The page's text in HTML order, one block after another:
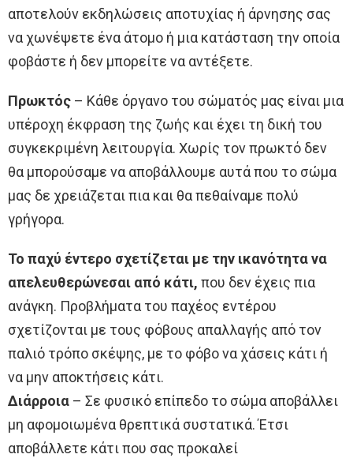
αποτελούν εκδηλώσεις αποτυχίας ή άρνησης σας
να χωνέψετε ένα άτομο ή μια κατάσταση την οποία
φοβάστε ή δεν μπορείτε να αντέξετε.
Πρωκτός – Κάθε όργανο του σώματός μας είναι μια
υπέροχη έκφραση της ζωής και έχει τη δική του
συγκεκριμένη λειτουργία. Χωρίς τον πρωκτό δεν
θα μπορούσαμε να αποβάλλουμε αυτά που το σώμα
μας δε χρειάζεται πια και θα πεθαίναμε πολύ
γρήγορα.
Το παχύ έντερο σχετίζεται με την ικανότητα να
απελευθερώνεσαι από κάτι, που δεν έχεις πια
ανάγκη. Προβλήματα του παχέος εντέρου
σχετίζονται με τους φόβους απαλλαγής από τον
παλιό τρόπο σκέψης, με το φόβο να χάσεις κάτι ή
να μην αποκτήσεις κάτι.
Διάρροια – Σε φυσικό επίπεδο το σώμα αποβάλλει
μη αφομοιωμένα θρεπτικά συστατικά. Έτσι
αποβάλλετε κάτι που σας προκαλεί